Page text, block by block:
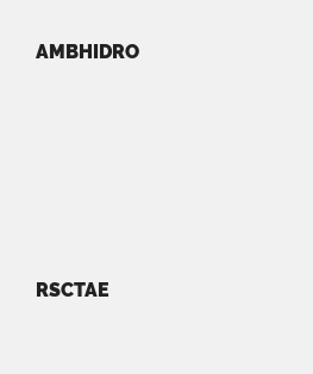
AMBHIDRO
RSCTAE